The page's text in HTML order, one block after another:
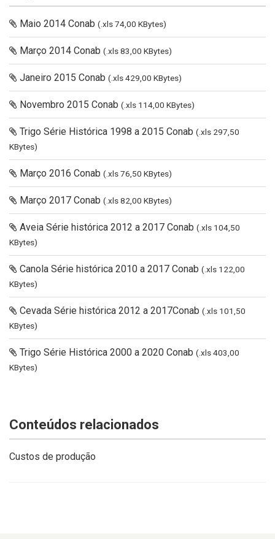
Maio 2014 Conab (.xls 74,00 KBytes)
Março 2014 Conab (.xls 83,00 KBytes)
Janeiro 2015 Conab (.xls 429,00 KBytes)
Novembro 2015 Conab (.xls 114,00 KBytes)
Trigo Série Histórica 1998 a 2015 Conab (.xls 297,50
KBytes)
Março 2016 Conab (.xls 76,50 KBytes)
Março 2017 Conab (.xls 82,00 KBytes)
Aveia Série histórica 2012 a 2017 Conab (.xls 104,50
KBytes)
Canola Série histórica 2010 a 2017 Conab (.xls 122,00
KBytes)
Cevada Série histórica 2012 a 2017Conab (.xls 101,50
KBytes)
Trigo Série Histórica 2000 a 2020 Conab (.xls 403,00
KBytes)
Conteúdos relacionados
Custos de produção